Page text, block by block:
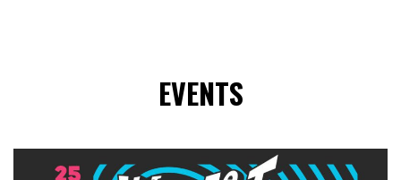
EVENTS